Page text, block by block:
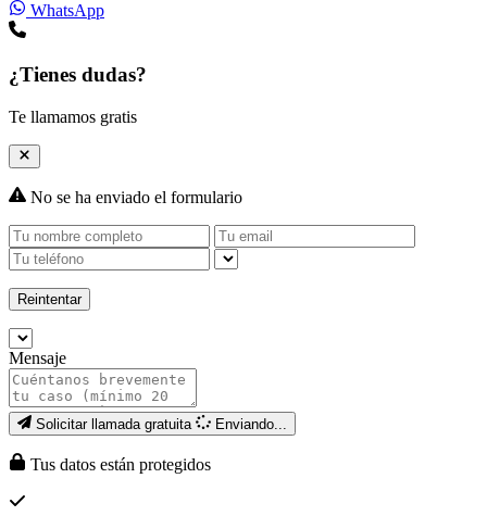
WhatsApp
¿Tienes dudas?
Te llamamos gratis
No se ha enviado el formulario
Reintentar
Mensaje
Solicitar llamada gratuita Enviando...
Tus datos están protegidos